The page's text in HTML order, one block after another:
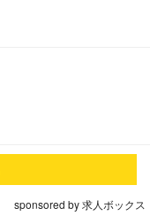
sponsored by 求人ボックス